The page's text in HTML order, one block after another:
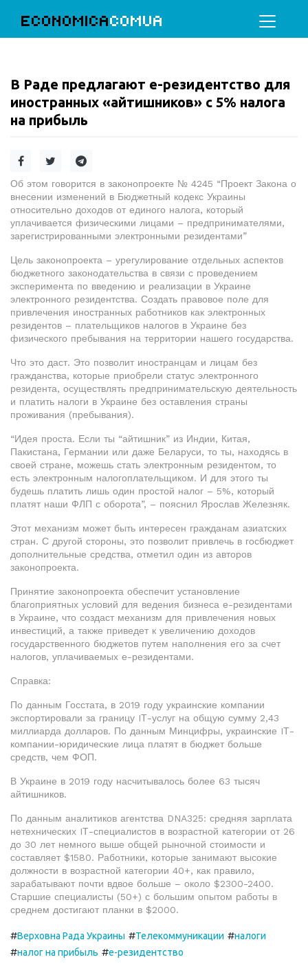
ECONOMICACOMUA
В Раде предлагают е-резидентство для
иностранных «айтишников» с 5% налога
на прибыль
Об этом говорится в законопроекте № 4245 “Проект Закона о
внесении изменений в Бюджетный кодекс Украины
относительно доходов от единого налога, который
уплачивается физическими лицами – предпринимателями,
зарегистрированными электронными резидентами”
Цель законопроекта – урегулирование отдельных аспектов
бюджетного законодательства в связи с проведением
эксперимента по введению и реализации в Украине
электронного резидентства. Создать правовое поле для
привлечения иностранных работников как электронных
резидентов – плательщиков налогов в Украине без
физического пребывания на территории нашего государства.
Что это даст. Это позволит иностранцам и лицам без
гражданства, которые приобрели статус электронного
резидента, осуществлять предпринимательскую деятельность
и платить налоги в Украине без оставления страны
проживания (пребывания).
“Идея проста. Если ты “айтишник” из Индии, Китая,
Пакистана, Германии или даже Беларуси, то ты, находясь в
своей стране, можешь стать электронным резидентом, то
есть электронным налогоплательщиком. И для этого ты
будешь платить лишь один простой налог – 5%, который
платят наши ФЛП с оборота”, – пояснил Ярослав Железняк.
Этот механизм может быть интересен гражданам азиатских
стран. С другой стороны, это позволит привлечь в госбюджет
дополнительные средства, отметил один из авторов
законопроекта.
Принятие законопроекта обеспечит установление
благоприятных условий для ведения бизнеса е-резидентами
в Украине, что создаст механизм для привлечения новых
инвестиций, а также приведет к увеличению доходов
государственного бюджетов путем наполнения его за счет
налогов, уплачиваемых е-резидентами.
Справка:
По данным Госстата, в 2019 году украинские компании
экспортировали за границу IТ-услуг на общую сумму 2,43
миллиарда долларов. По данным Минцифры, украинские IТ-
компании-юридические лица платят в бюджет больше
средств, чем ФОП.
В Украине в 2019 году насчитывалось более 63 тысяч
айтишников.
По данным аналитиков агентства DNA325: средняя зарплата
нетехнических IТ-специалистов в возрастной категории от 26
до 30 лет немного выше общей рыночной стоимости и
составляет $1580. Работники, которые занимают высокие
должности в возрастной категории 40+, как правило,
зарабатывают почти вдвое больше – около $2300-2400.
Старшие специалисты (50+) с большим опытом работы в
среднем достигают планки в $2000.
#Верховна Рада Украины #Телекоммуникации #налоги
#налог на прибыль #е-резидентство